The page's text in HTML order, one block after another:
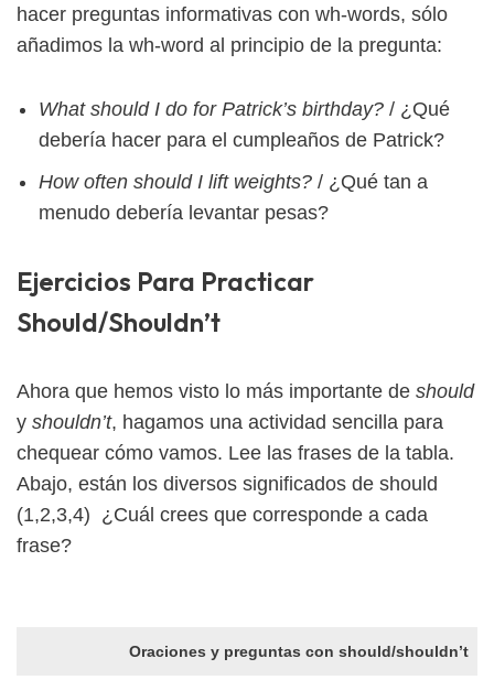
hacer preguntas informativas con wh-words, sólo
añadimos la wh-word al principio de la pregunta:
What should I do for Patrick’s birthday? / ¿Qué
debería hacer para el cumpleaños de Patrick?
How often should I lift weights? / ¿Qué tan a
menudo debería levantar pesas?
Ejercicios Para Practicar
Should/Shouldn’t
Ahora que hemos visto lo más importante de should
y shouldn’t, hagamos una actividad sencilla para
chequear cómo vamos. Lee las frases de la tabla.
Abajo, están los diversos significados de should
(1,2,3,4) ¿Cuál crees que corresponde a cada
frase?
Oraciones y preguntas con should/shouldn’t